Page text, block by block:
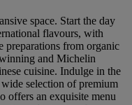
space. Start the day
flavours, with
preparations from organic
and Michelin
cuisine. Indulge in the
selection of premium
offers an exquisite menu